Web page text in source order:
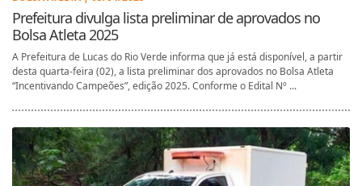
Prefeitura divulga lista preliminar de aprovados no
Bolsa Atleta 2025
A Prefeitura de Lucas do Rio Verde informa que já está disponível, a partir
desta quarta-feira (02), a lista preliminar dos aprovados no Bolsa Atleta
“Incentivando Campeões”, edição 2025. Conforme o Edital Nº ...